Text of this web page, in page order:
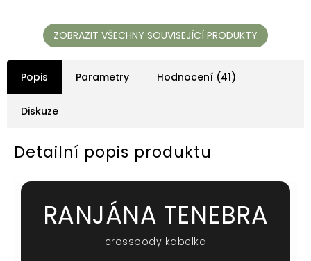
ZOBRAZIT VŠECHNY SOUVISEJÍCÍ PRODUKTY
Popis Parametry Hodnocení (41)
Diskuze
Detailní popis produktu
RANJÁNA TENEBRA
crossbody kabelka